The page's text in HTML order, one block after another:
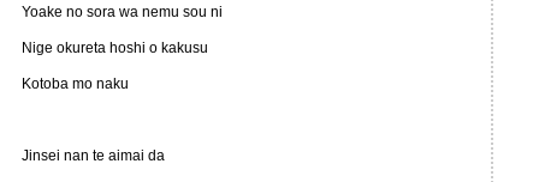
Yoake no sora wa nemu sou ni
Nige okureta hoshi o kakusu
Kotoba mo naku
Jinsei nan te aimai da